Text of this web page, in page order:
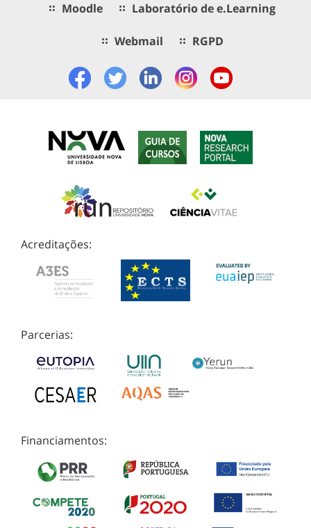
Moodle Laboratório de e.Learning
Webmail RGPD
Acreditações:
Parcerias:
Financiamentos: